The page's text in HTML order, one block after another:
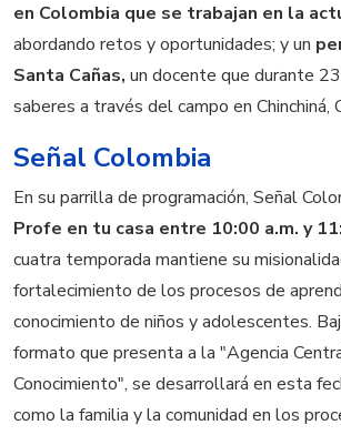
en Colombia que se trabajan en la
abordando retos y oportunidades; y un
Santa Cañas, un docente que durante
saberes a través del campo en Chinchiná,
Señal Colombia
En su parrilla de programación, Señal
Profe en tu casa entre 10:00 a.m. y
cuatra temporada mantiene su
fortalecimiento de los procesos de
conocimiento de niños y adolescentes.
formato que presenta a la "Agencia
Conocimiento", se desarrollará en esta
como la familia y la comunidad en los